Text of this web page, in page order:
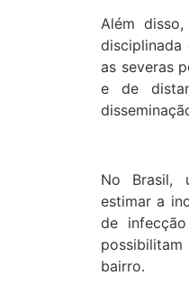
Além
disciplinada
as severas
e de
No Brasil,
estimar a
de
bairro.